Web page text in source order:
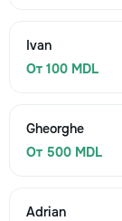
Ivan
От 100 MDL
Gheorghe
От 500 MDL
Adrian